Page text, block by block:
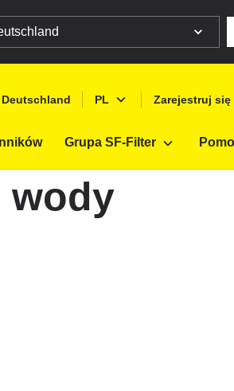
Deutschland PL Zarejestruj się
Grupa SF-Filter
wody